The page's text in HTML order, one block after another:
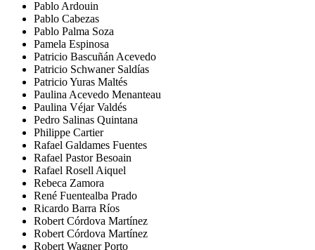
Pablo Ardouin
Pablo Cabezas
Pablo Palma Soza
Pamela Espinosa
Patricio Bascuñán Acevedo
Patricio Schwaner Saldías
Patricio Yuras Maltés
Paulina Acevedo Menanteau
Paulina Véjar Valdés
Pedro Salinas Quintana
Philippe Cartier
Rafael Galdames Fuentes
Rafael Pastor Besoain
Rafael Rosell Aiquel
Rebeca Zamora
René Fuentealba Prado
Ricardo Barra Ríos
Robert Córdova Martínez
Robert Córdova Martínez
Robert Wagner Porto